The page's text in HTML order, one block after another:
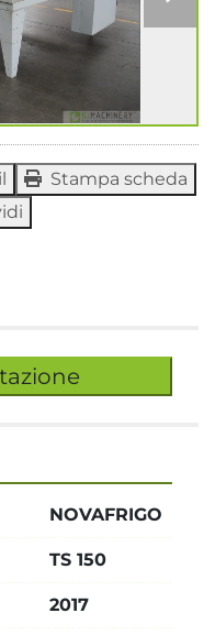
Stampa scheda
NOVAFRIGO
TS 150
2017